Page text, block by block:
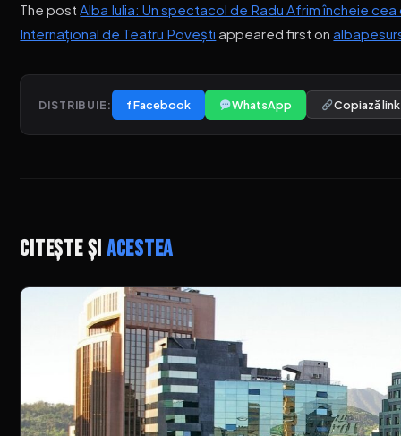
The postAlba Iulia: Un spectacol de Radu Afrim încheie
Internațional de Teatru Povești appeared first on
DISTRIBUIE: f Facebook WhatsApp Copiază link
Citește șiacestea